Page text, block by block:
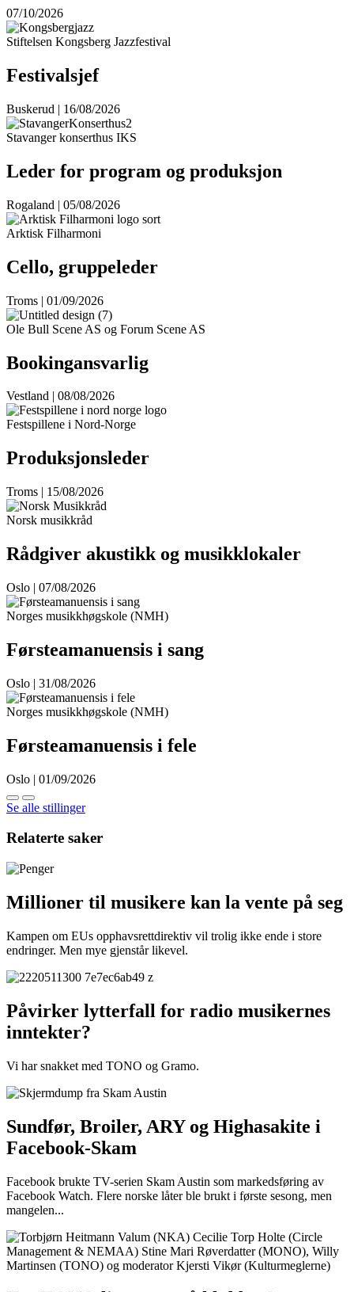
07/10/2026
Stiftelsen Kongsberg Jazzfestival
Festivalsjef
Buskerud | 16/08/2026
Stavanger konserthus IKS
Leder for program og produksjon
Rogaland | 05/08/2026
Arktisk Filharmoni
Cello, gruppeleder
Troms | 01/09/2026
Ole Bull Scene AS og Forum Scene AS
Bookingansvarlig
Vestland | 08/08/2026
Festspillene i Nord-Norge
Produksjonsleder
Troms | 15/08/2026
Norsk musikkråd
Rådgiver akustikk og musikklokaler
Oslo | 07/08/2026
Norges musikkhøgskole (NMH)
Førsteamanuensis i sang
Oslo | 31/08/2026
Norges musikkhøgskole (NMH)
Førsteamanuensis i fele
Oslo | 01/09/2026
Se alle stillinger
Relaterte saker
Millioner til musikere kan la vente på seg
Kampen om EUs opphavsrettdirektiv vil trolig ikke ende i store
endringer. Men mye gjenstår likevel.
Påvirker lytterfall for radio musikernes
inntekter?
Vi har snakket med TONO og Gramo.
Sundfør, Broiler, ARY og Highasakite i
Facebook-Skam
Facebook brukte TV-serien Skam Austin som markedsføring av
Facebook Watch. Flere norske låter ble brukt i første sesong, men
mangelen...